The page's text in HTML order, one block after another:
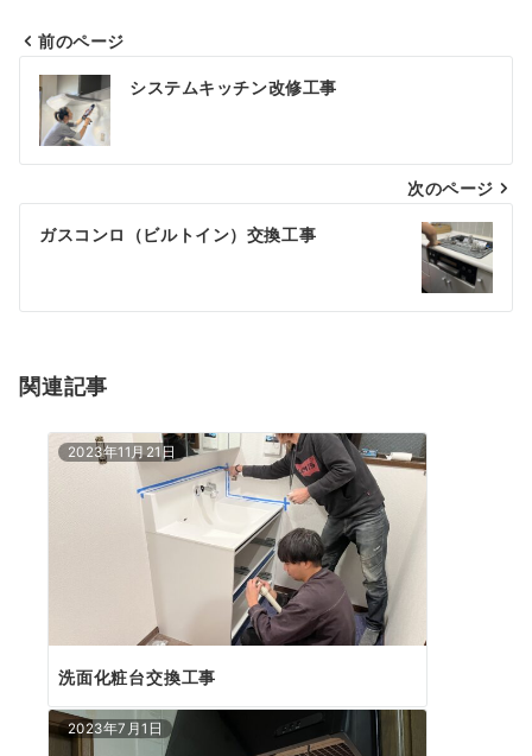
投
稿
ナ
ビ
ゲ
シ
ン
前のページ
システムキッチン改修工事
次のページ
ガスコンロ（ビルトイン）交換工事
関連記事
2023年11月21日
洗面化粧台交換工事
2023年7月1日